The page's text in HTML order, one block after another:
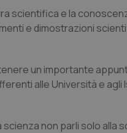
scientifica e la
e dimostrazioni
un importante
alle Università e agli
non parli solo alla